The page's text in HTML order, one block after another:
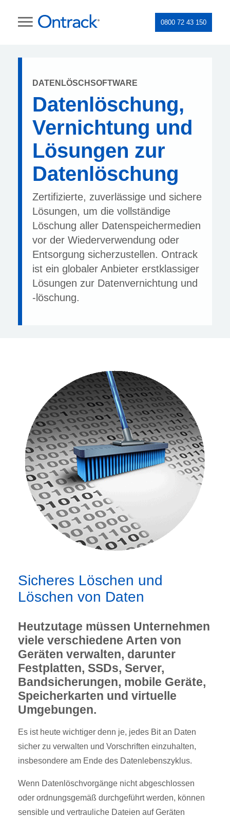
0800 72 43 150
DATENLÖSCHSOFTWARE
Datenlöschung,
Vernichtung und
Lösungen zur
Datenlöschung
Zertifizierte, zuverlässige und sichere
Lösungen, um die vollständige
Löschung aller Datenspeichermedien
vor der Wiederverwendung oder
Entsorgung sicherzustellen. Ontrack
ist ein globaler Anbieter erstklassiger
Lösungen zur Datenvernichtung und
-löschung.
Sicheres Löschen und
Löschen von Daten
Heutzutage müssen Unternehmen
viele verschiedene Arten von
Geräten verwalten, darunter
Festplatten, SSDs, Server,
Bandsicherungen, mobile Geräte,
Speicherkarten und virtuelle
Umgebungen.
Es ist heute wichtiger denn je, jedes Bit an Daten
sicher zu verwalten und Vorschriften einzuhalten,
insbesondere am Ende des Datenlebenszyklus.
Wenn Datenlöschvorgänge nicht abgeschlossen
oder ordnungsgemäß durchgeführt werden, können
sensible und vertrauliche Dateien auf Geräten